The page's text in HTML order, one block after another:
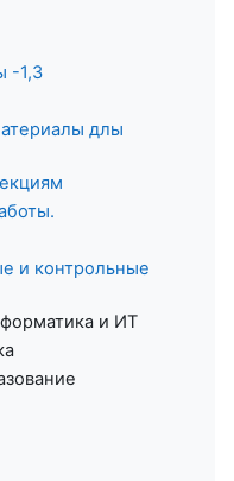
-1,3
длы
и контрольные
и ИТ